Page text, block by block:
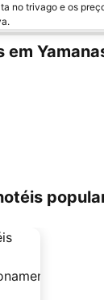
no trivago e os
em